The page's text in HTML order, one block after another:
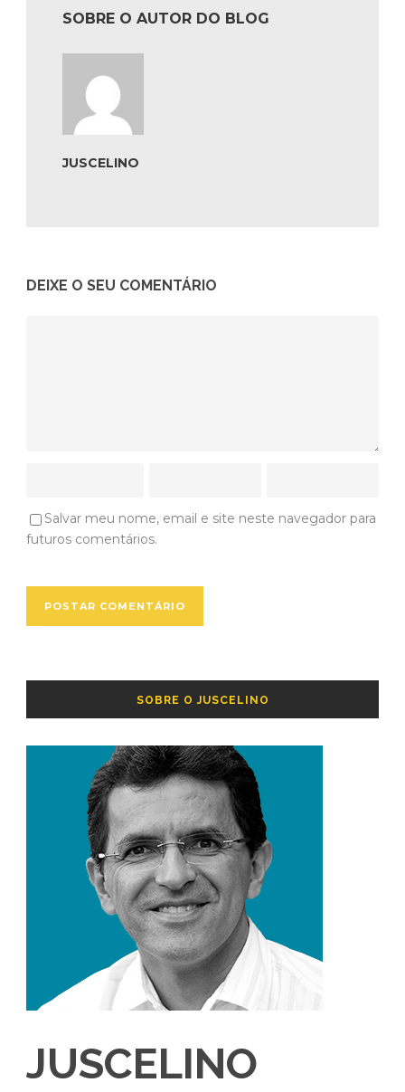
SOBRE O AUTOR DO BLOG
JUSCELINO
DEIXE O SEU COMENTÁRIO
Salvar meu nome, email e site neste navegador para
futuros comentários.
SOBRE O JUSCELINO
JUSCELINO